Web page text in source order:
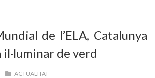
de l’ELA, Catalunya
il·luminar de verd
ACTUALITAT